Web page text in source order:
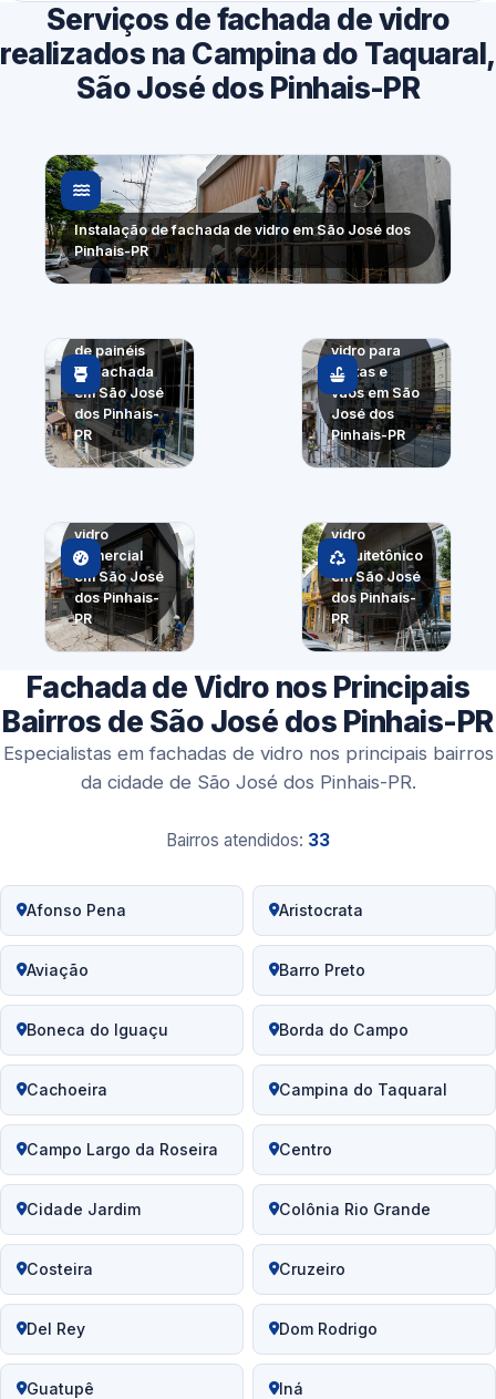
Serviços de fachada de vidro
realizados na Campina do Taquaral,
São José dos Pinhais-PR
Instalação de fachada de vidro em São José dos
Pinhais-PR
de painéis
de fachada
em São José
dos Pinhais-
PR
vidro para
portas e
vãos em São
José dos
Pinhais-PR
vidro
comercial
em São José
dos Pinhais-
PR
vidro
arquitetônico
em São José
dos Pinhais-
PR
Fachada de Vidro nos Principais
Bairros de São José dos Pinhais-PR
Especialistas em fachadas de vidro nos principais bairros
da cidade de São José dos Pinhais-PR.
Bairros atendidos: 33
Afonso Pena Aristocrata
Aviação Barro Preto
Boneca do Iguaçu Borda do Campo
Cachoeira Campina do Taquaral
Campo Largo da Roseira Centro
Cidade Jardim Colônia Rio Grande
Costeira Cruzeiro
Del Rey Dom Rodrigo
Guatupê Iná